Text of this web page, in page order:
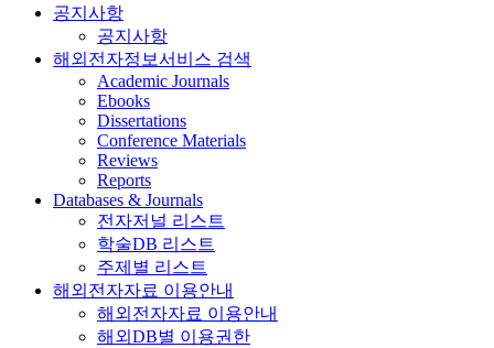
공지사항
공지사항
해외전자정보서비스 검색
Academic Journals
Ebooks
Dissertations
Conference Materials
Reviews
Reports
Databases & Journals
전자저널 리스트
학술DB 리스트
주제별 리스트
해외전자자료 이용안내
해외전자자료 이용안내
해외DB별 이용권한